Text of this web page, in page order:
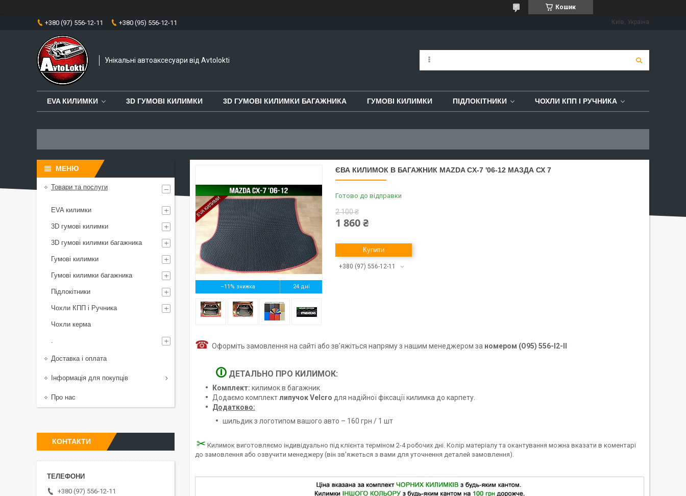
Кошик
+380 (97) 556-12-11 +380 (95) 556-12-11 Київ, Україна
Унікальні автоаксесуари від Avtolokti
EVA КИЛИМКИ 3D ГУМОВІ КИЛИМКИ 3D ГУМОВІ КИЛИМКИ БАГАЖНИКА ГУМОВІ КИЛИМКИ ПІДЛОКІТНИКИ ЧОХЛИ КПП І РУЧНИКА
–11% 24 дні
ЄВА КИЛИМОК В БАГАЖНИК MAZDA CX-7 '06-12 МАЗДА СХ 7
Готово до відправки
2 100 ₴
1 860 ₴
Купити
+380 (97) 556-12-11
☎ Оформіть замовлення на сайті або зв'яжіться напряму з нашим менеджером за номером (О95) 556-I2-II
🛈 ДЕТАЛЬНО ПРО КИЛИМОК:
Комплект: килимок в багажник
Додаємо комплектлипучок Velcro для надійної фіксації килимка до карпету.
Додатково:
шильдик з логотипом вашого авто – 160 грн / 1 шт
✂ Килимок виготовляємо індивідуально під клієнта терміном 2-4 робочих дні. Колір матеріалу та окантування можна вказати в коментарі
до замовлення або озвучити менеджеру (він зв'яжеться з вами для уточнення деталей замовлення).
Товари та послуги
EVA килимки
3D гумові килимки
3D гумові килимки багажника
Гумові килимки
Гумові килимки багажника
Підлокітники
Чохли КПП і Ручника
Чохли керма
.
Доставка і оплата
Інформація для покупців
Про нас
КОНТАКТИ
+380 (97) 556-12-11